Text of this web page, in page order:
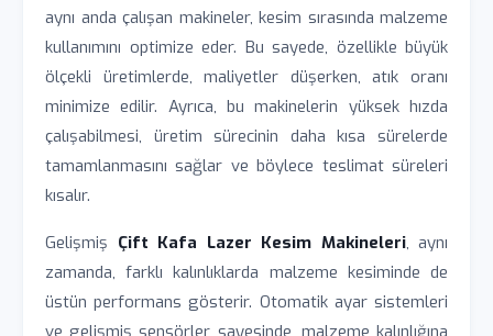
aynı anda çalışan makineler, kesim sırasında malzeme
kullanımını optimize eder. Bu sayede, özellikle büyük
ölçekli üretimlerde, maliyetler düşerken, atık oranı
minimize edilir. Ayrıca, bu makinelerin yüksek hızda
çalışabilmesi, üretim sürecinin daha kısa sürelerde
tamamlanmasını sağlar ve böylece teslimat süreleri
kısalır.
Gelişmiş Çift Kafa Lazer Kesim Makineleri, aynı
zamanda, farklı kalınlıklarda malzeme kesiminde de
üstün performans gösterir. Otomatik ayar sistemleri
ve gelişmiş sensörler sayesinde, malzeme kalınlığına